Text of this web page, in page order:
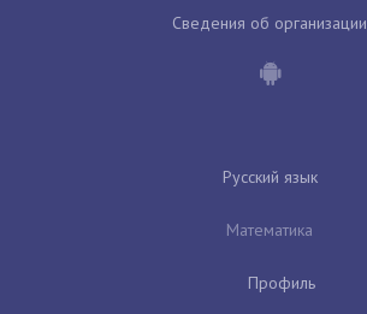
Сведения об организации
Русский язык
Математика
Профиль